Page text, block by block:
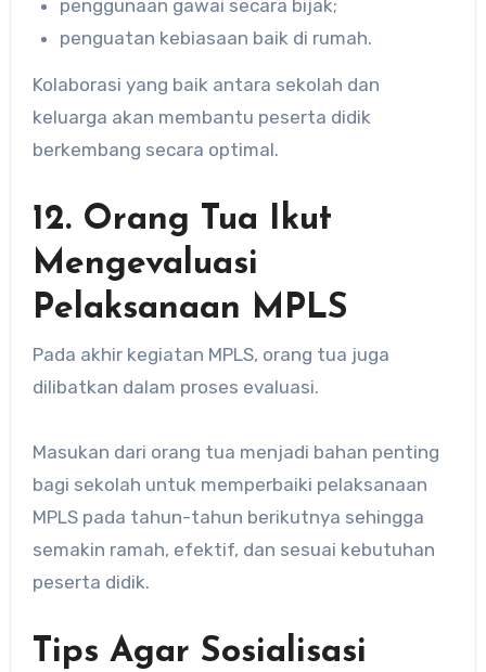
penggunaan gawai secara bijak;
penguatan kebiasaan baik di rumah.
Kolaborasi yang baik antara sekolah dan
keluarga akan membantu peserta didik
berkembang secara optimal.
12. Orang Tua Ikut
Mengevaluasi
Pelaksanaan MPLS
Pada akhir kegiatan MPLS, orang tua juga
dilibatkan dalam proses evaluasi.
Masukan dari orang tua menjadi bahan penting
bagi sekolah untuk memperbaiki pelaksanaan
MPLS pada tahun-tahun berikutnya sehingga
semakin ramah, efektif, dan sesuai kebutuhan
peserta didik.
Tips Agar Sosialisasi